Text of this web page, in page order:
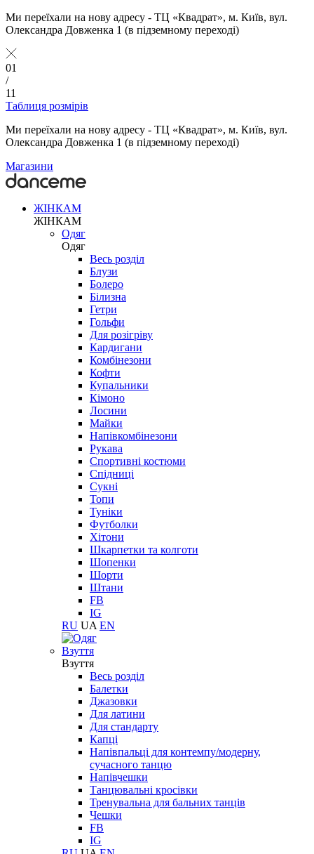
Ми переїхали на нову адресу - ТЦ «Квадрат», м. Київ, вул.
Олександра Довженка 1 (в підземному переході)
01
/
11
Таблиця розмірів
Ми переїхали на нову адресу - ТЦ «Квадрат», м. Київ, вул.
Олександра Довженка 1 (в підземному переході)
Магазини
ЖІНКАМ
ЖІНКАМ
Одяг
Одяг
Весь розділ
Блузи
Болеро
Білизна
Гетри
Гольфи
Для розігріву
Кардигани
Комбінезони
Кофти
Купальники
Кімоно
Лосини
Майки
Напівкомбінезони
Рукава
Спортивні костюми
Спідниці
Сукні
Топи
Туніки
Футболки
Хітони
Шкарпетки та колготи
Шопенки
Шорти
Штани
FB
IG
RU UA EN
Взуття
Взуття
Весь розділ
Балетки
Джазовки
Для латини
Для стандарту
Капці
Напівпальці для контемпу/модерну,
сучасного танцю
Напівчешки
Танцювальні кросівки
Тренувальна для бальних танців
Чешки
FB
IG